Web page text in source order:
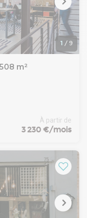
attractivité.
maintenant pour plus
: 27810
1 / 9
m²
Lyon 2ème,
selon
se trouve à
commercial
et commerces à
par les
en commun TCL,
voiture qu'en
dans un
centre-ville
À partir de
3 230 €/mois